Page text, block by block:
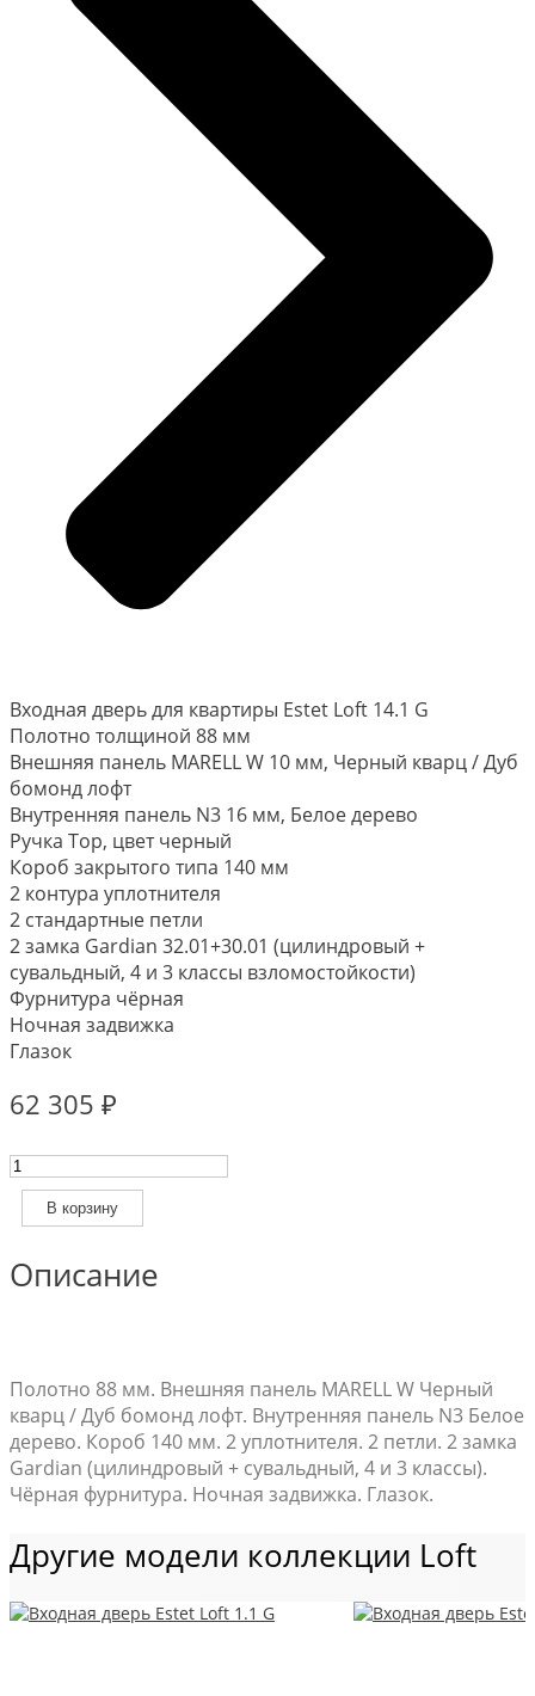
Входная дверь для квартиры Estet Loft 14.1 G
Полотно толщиной 88 мм
Внешняя панель MARELL W 10 мм, Черный кварц / Дуб
бомонд лофт
Внутренняя панель N3 16 мм, Белое дерево
Ручка Top, цвет черный
Короб закрытого типа 140 мм
2 контура уплотнителя
2 стандартные петли
2 замка Gardian 32.01+30.01 (цилиндровый +
сувальдный, 4 и 3 классы взломостойкости)
Фурнитура чёрная
Ночная задвижка
Глазок
62 305 ₽
Количество
товара
Входная
дверь
Estet
Loft
В корзину
Описание
Полотно 88 мм. Внешняя панель MARELL W Черный
кварц / Дуб бомонд лофт. Внутренняя панель N3 Белое
дерево. Короб 140 мм. 2 уплотнителя. 2 петли. 2 замка
Gardian (цилиндровый + сувальдный, 4 и 3 классы).
Чёрная фурнитура. Ночная задвижка. Глазок.
Другие модели коллекции Loft